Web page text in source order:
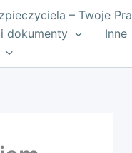
– Twoje
dokumenty Inne